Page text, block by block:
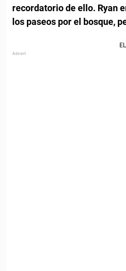
recordatorio de ello. Ryan
los paseos por el bosque,